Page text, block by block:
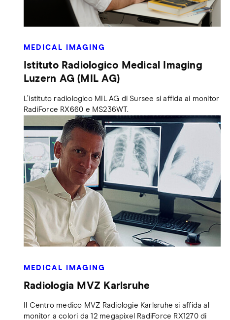
MEDICAL IMAGING
Istituto Radiologico Medical Imaging
Luzern AG (MIL AG)
L’istituto radiologico MIL AG di Sursee si affida ai monitor
RadiForce RX660 e MS236WT.
MEDICAL IMAGING
Radiologia MVZ Karlsruhe
Il Centro medico MVZ Radiologie Karlsruhe si affida al
monitor a colori da 12 megapixel RadiForce RX1270 di